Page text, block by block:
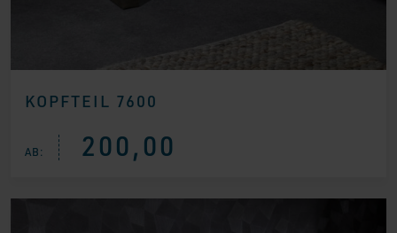
KOPFTEIL 7600
AB: 200,00